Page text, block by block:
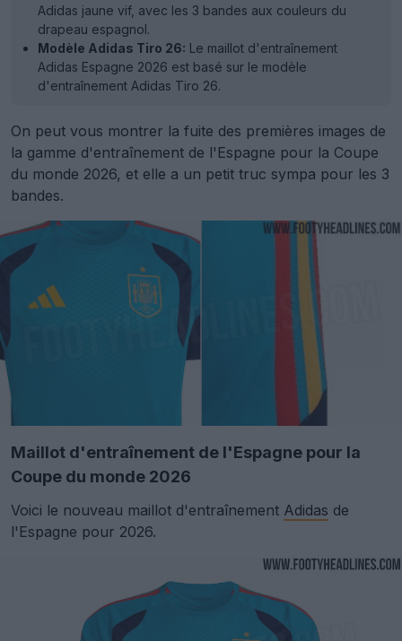
Adidas jaune vif, avec les 3 bandes aux couleurs du
drapeau espagnol.
Modèle Adidas Tiro 26: Le maillot d'entraînement
Adidas Espagne 2026 est basé sur le modèle
d'entraînement Adidas Tiro 26.
On peut vous montrer la fuite des premières images de
la gamme d'entraînement de l'Espagne pour la Coupe
du monde 2026, et elle a un petit truc sympa pour les 3
bandes.
Maillot d'entraînement de l'Espagne pour la
Coupe du monde 2026
Voici le nouveau maillot d'entraînement Adidas de
l'Espagne pour 2026.